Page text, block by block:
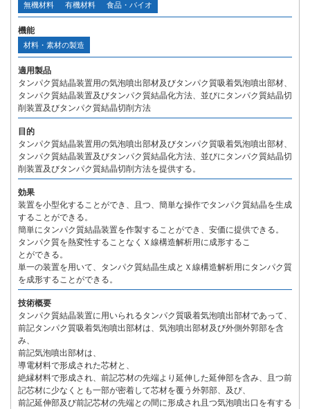
無機材料 有機材料 食品・バイオ
機能
材料・素材の製造
適用製品
タンパク質結晶装置用の気泡噴出部材及びタンパク質吸着気泡噴出部材、
タンパク質結晶装置及びタンパク質結晶化方法、並びにタンパク質結晶切
削装置及びタンパク質結晶切削方法
目的
タンパク質結晶装置用の気泡噴出部材及びタンパク質吸着気泡噴出部材、
タンパク質結晶装置及びタンパク質結晶化方法、並びにタンパク質結晶切
削装置及びタンパク質結晶切削方法を提供する。
効果
装置を小型化することができ、且つ、簡単な操作でタンパク質結晶を生成
することができる。
簡単にタンパク質結晶装置を作製することができ、安価に提供できる。
タンパク質を熱変性することなくＸ線構造解析用に成形するこ
とができる。
単一の装置を用いて、タンパク質結晶生成とＸ線構造解析用にタンパク質
を成形することができる。
技術概要
タンパク質結晶装置に用いられるタンパク質吸着気泡噴出部材であって、
前記タンパク質吸着気泡噴出部材は、気泡噴出部材及び外側外郭部を含
み、
前記気泡噴出部材は、
導電材料で形成された芯材と、
絶縁材料で形成され、前記芯材の先端より延伸した延伸部を含み、且つ前
記芯材に少なくとも一部が密着して芯材を覆う外郭部、及び、
前記延伸部及び前記芯材の先端との間に形成され且つ気泡噴出口を有する